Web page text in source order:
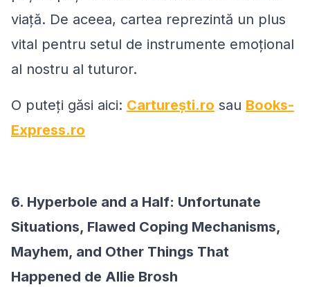
viață. De aceea, cartea reprezintă un plus
vital pentru setul de instrumente emoțional
al nostru al tuturor.
O puteți găsi aici: Carturești.ro sau Books-
Express.ro
6. Hyperbole and a Half: Unfortunate
Situations, Flawed Coping Mechanisms,
Mayhem, and Other Things That
Happened de Allie Brosh